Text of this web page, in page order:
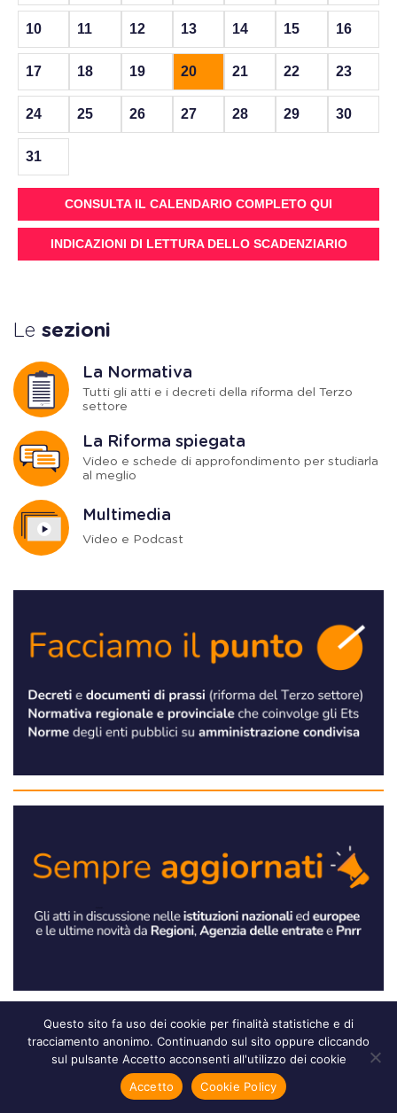
10 11 12 13 14 15 16
17 18 19 20 21 22 23
24 25 26 27 28 29 30
31
CONSULTA IL CALENDARIO COMPLETO QUI
INDICAZIONI DI LETTURA DELLO SCADENZIARIO
Le sezioni
La Normativa
Tutti gli atti e i decreti della riforma del Terzo
settore
La Riforma spiegata
Video e schede di approfondimento per studiarla
al meglio
Multimedia
Video e Podcast
Questo sito fa uso dei cookie per finalità statistiche e di
tracciamento anonimo. Continuando sul sito oppure cliccando
sul pulsante Accetto acconsenti all'utilizzo dei cookie
Accetto
Cookie Policy